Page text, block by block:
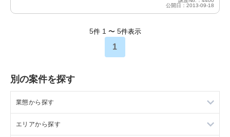
公開日：2013-09-18
5件 1 〜 5件表示
1
別の案件を探す
業態から探す
ラーメンの居抜き売却物件の案件一覧
エリアから探す